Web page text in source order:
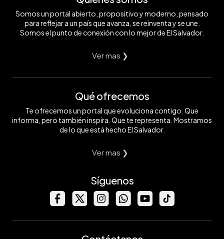
Somos un portal abierto, propositivo y moderno, pensado
para reflejar a un país que avanza, se reinventa y se une.
Somos el punto de conexión con lo mejor de El Salvador.
Ver mas ❯
Qué ofrecemos
Te ofrecemos un portal que evoluciona contigo. Que
informa, pero también inspira. Que te representa. Mostramos
de lo que está hecho El Salvador.
Ver mas ❯
Síguenos